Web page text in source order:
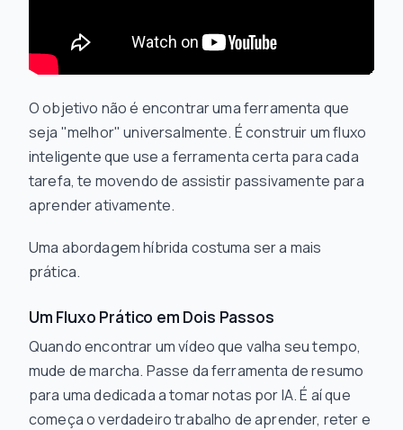
O objetivo não é encontrar uma ferramenta que
seja "melhor" universalmente. É construir um fluxo
inteligente que use a ferramenta certa para cada
tarefa, te movendo de assistir passivamente para
aprender ativamente.
Uma abordagem híbrida costuma ser a mais
prática.
Um Fluxo Prático em Dois Passos
Quando encontrar um vídeo que valha seu tempo,
mude de marcha. Passe da ferramenta de resumo
para uma dedicada a tomar notas por IA. É aí que
começa o verdadeiro trabalho de aprender, reter e